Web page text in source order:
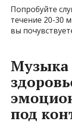
Попробуйте
течение 20-30
вы
Музыка
под